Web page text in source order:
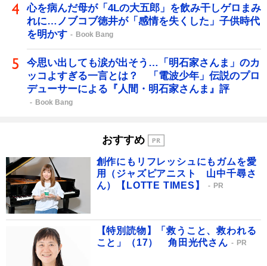
心を病んだ母が「4Lの大五郎」を飲み干しゲロまみ
れに…ノブコブ徳井が「感情を失くした」子供時代
を明かす
Book Bang
今思い出しても涙が出そう…「明石家さんま」のカ
ッコよすぎる一言とは？ 「電波少年」伝説のプロ
デューサーによる『人間・明石家さんま』評
Book Bang
おすすめ
創作にもリフレッシュにもガムを愛
用（ジャズピアニスト 山中千尋さ
ん）【LOTTE TIMES】
PR
【特別読物】「救うこと、救われる
こと」（17） 角田光代さん
PR